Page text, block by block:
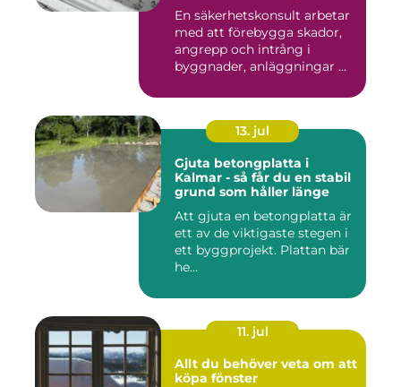
En säkerhetskonsult arbetar
med att förebygga skador,
angrepp och intrång i
byggnader, anläggningar ...
13. jul
Gjuta betongplatta i
Kalmar - så får du en stabil
grund som håller länge
Att gjuta en betongplatta är
ett av de viktigaste stegen i
ett byggprojekt. Plattan bär
he...
11. jul
Allt du behöver veta om att
köpa fönster